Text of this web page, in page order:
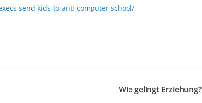
send-kids-to-anti-computer-school/
Wie gelingt Erziehung?